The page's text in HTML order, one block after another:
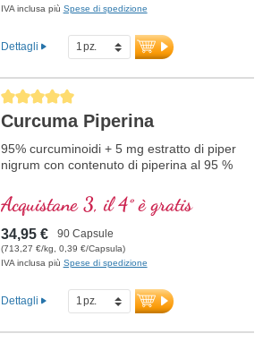
IVA inclusa più Spese di spedizione
Dettagli
Average rating of 5 out of 5 stars
Curcuma Piperina
95% curcuminoidi + 5 mg estratto di piper
nigrum con contenuto di piperina al 95 %
Acquistane 3, il 4° è gratis
34,95 € 90 Capsule
(713,27 €/kg, 0,39 €/Capsula)
IVA inclusa più Spese di spedizione
Dettagli